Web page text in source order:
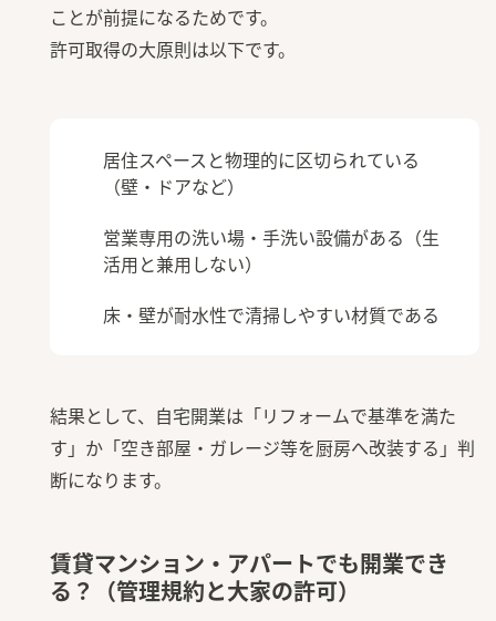
ことが前提になるためです。
許可取得の大原則は以下です。
居住スペースと物理的に区切られている
（壁・ドアなど）
営業専用の洗い場・手洗い設備がある（生
活用と兼用しない）
床・壁が耐水性で清掃しやすい材質である
結果として、自宅開業は「リフォームで基準を満た
す」か「空き部屋・ガレージ等を厨房へ改装する」判
断になります。
賃貸マンション・アパートでも開業でき
る？（管理規約と大家の許可）